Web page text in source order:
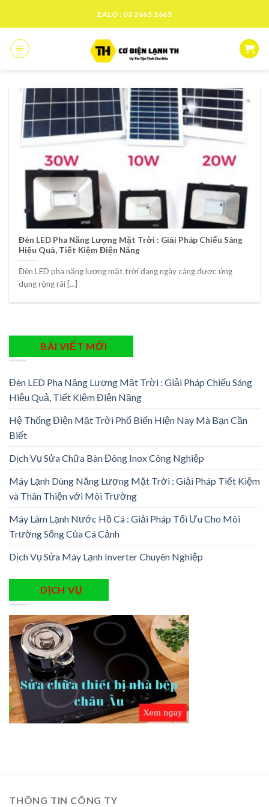
content
ZALO : 03 2665 2665
Đèn LED Pha Năng Lượng Mặt Trời : Giải Pháp Chiếu Sáng
Hiệu Quả, Tiết Kiệm Điện Năng
Đèn LED pha năng lượng mặt trời đang ngày càng được ứng
dụng rộng rãi [...]
BÀI VIẾT MỚI
Đèn LED Pha Năng Lượng Mặt Trời : Giải Pháp Chiếu Sáng
Hiệu Quả, Tiết Kiệm Điện Năng
Hệ Thống Điện Mặt Trời Phổ Biến Hiện Nay Mà Bạn Cần
Biết
Dịch Vụ Sửa Chữa Bàn Đông Inox Công Nghiệp
Máy Lạnh Dùng Năng Lượng Mặt Trời : Giải Pháp Tiết Kiệm
và Thân Thiện với Môi Trường
Máy Làm Lạnh Nước Hồ Cá : Giải Pháp Tối Ưu Cho Môi
Trường Sống Của Cá Cảnh
Dịch Vụ Sửa Máy Lạnh Inverter Chuyên Nghiệp
DỊCH VỤ
THÔNG TIN CÔNG TY